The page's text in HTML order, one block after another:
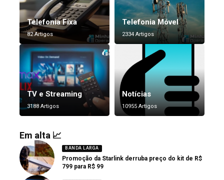
Telefonia Fixa
82 Artigos
Telefonia Móvel
2334 Artigos
TV e Streaming
3188 Artigos
Notícias
10955 Artigos
Em alta 📈
BANDA LARGA
Promoção da Starlink derruba preço do kit de R$
799 para R$ 99